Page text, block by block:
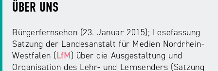
ÜBER UNS
Bürgerfernsehen (23. Januar 2015); Lesefassung
Satzung der Landesanstalt für Medien Nordrhein-
Westfalen (LfM) über die Ausgestaltung und
Organisation des Lehr- und Lernsenders (Satzung